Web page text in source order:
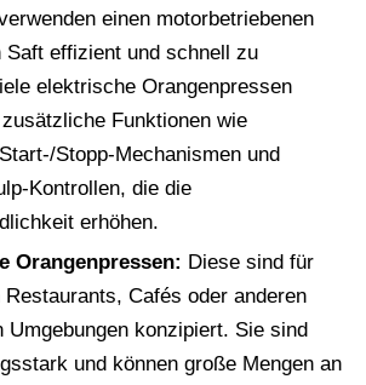
einen motorbetriebenen
Saft effizient und schnell zu
elektrische Orangenpressen
Funktionen wie
Stopp-Mechanismen und
Kontrollen, die die
erhöhen.
Orangenpressen: Diese sind für
Cafés oder anderen
Umgebungen konzipiert. Sie sind
und können große Mengen an